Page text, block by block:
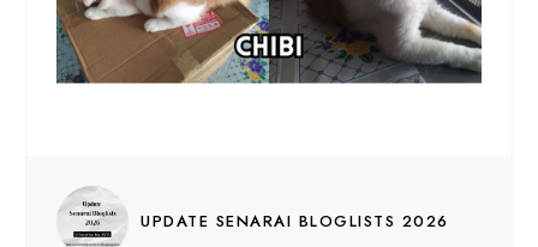
UPDATE SENARAI BLOGLISTS 2026